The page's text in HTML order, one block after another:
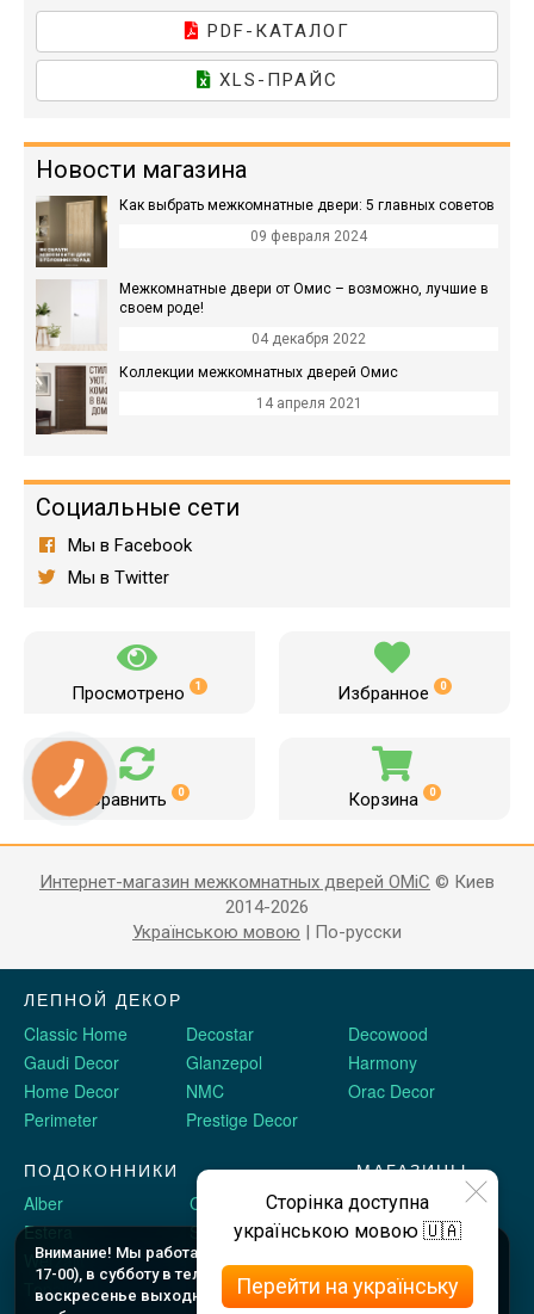
PDF-КАТАЛОГ
XLS-ПРАЙС
Новости магазина
Как выбрать межкомнатные двери: 5 главных советов
09 февраля 2024
Межкомнатные двери от Омис – возможно, лучшие в
своем роде!
04 декабря 2022
Коллекции межкомнатных дверей Омис
14 апреля 2021
Социальные сети
Мы в Facebook
Мы в Twitter
Просмотрено 1 Избранное 0
Сравнить 0 Корзина 0
Интернет-магазин межкомнатных дверей OMiC © Киев
2014-2026
Українською мовою | По-русски
ЛЕПНОЙ ДЕКОР
Classic Home
Decostar
Decowood
Gaudi Decor
Glanzepol
Harmony
Home Decor
NMC
Orac Decor
Perimeter
Prestige Decor
ПОДОКОННИКИ
Alber
Crystalit
Estera
Sauberg
Werzalit
Plastolit
Topalit
МАГАЗИНЫ
Двери Omis
Stickerwall
Жидкие обои
Внимание! Мы работаем c 9 до 18 по будням (шоу рум до
17-00), в субботу в телефоном режиме с 10 до 16, и в
воскресенье выходные. Оформляйте заказы онлайн в
Сторінка доступна
українською мовою 🇺🇦
Перейти на українську